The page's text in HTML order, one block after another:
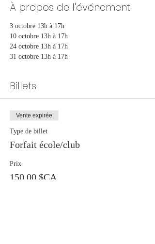
À propos de l'événement
3 octobre 13h à 17h
10 octobre 13h à 17h
24 octobre 13h à 17h
31 octobre 13h à 17h
Billets
Vente expirée
Type de billet
Forfait école/club
Prix
150,00 $CA